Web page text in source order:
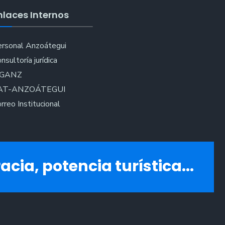
Internos
Anzoátegui
jurídica
ANZOÁTEGUI
Institucional
potencia turística...